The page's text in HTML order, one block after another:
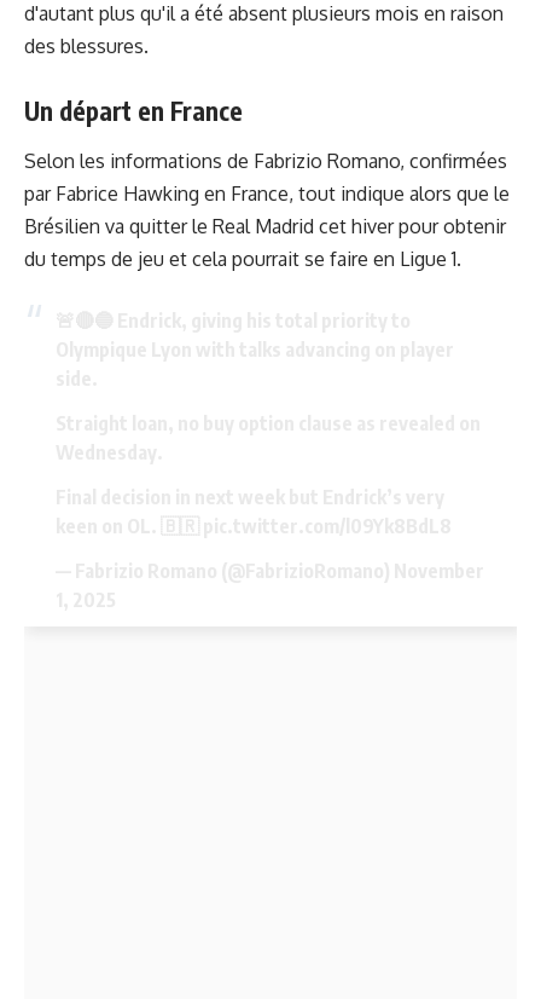
d'autant plus qu'il a été absent plusieurs mois en raison
des blessures.
Un départ en France
Selon les informations de Fabrizio Romano, confirmées
par Fabrice Hawking en France, tout indique alors que le
Brésilien va quitter le Real Madrid cet hiver pour obtenir
du temps de jeu et cela pourrait se faire en Ligue 1.